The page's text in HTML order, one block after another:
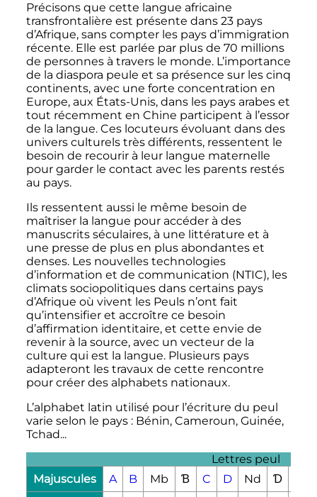
Précisons que cette langue africaine
transfrontalière est présente dans 23 pays
d’Afrique, sans compter les pays d’immigration
récente. Elle est parlée par plus de 70 millions
de personnes à travers le monde. L’importance
de la diaspora peule et sa présence sur les cinq
continents, avec une forte concentration en
Europe, aux États-Unis, dans les pays arabes et
tout récemment en Chine participent à l’essor
de la langue. Ces locuteurs évoluant dans des
univers culturels très différents, ressentent le
besoin de recourir à leur langue maternelle
pour garder le contact avec les parents restés
au pays.
Ils ressentent aussi le même besoin de
maîtriser la langue pour accéder à des
manuscrits séculaires, à une littérature et à
une presse de plus en plus abondantes et
denses. Les nouvelles technologies
d’information et de communication (NTIC), les
climats sociopolitiques dans certains pays
d’Afrique où vivent les Peuls n’ont fait
qu’intensifier et accroître ce besoin
d’affirmation identitaire, et cette envie de
revenir à la source, avec un vecteur de la
culture qui est la langue. Plusieurs pays
adapteront les travaux de cette rencontre
pour créer des alphabets nationaux.
L’alphabet latin utilisé pour l’écriture du peul
varie selon le pays : Bénin, Cameroun, Guinée,
Tchad...
Lettres peul
Majuscules
A B Mb Ɓ C D Nd Ɗ